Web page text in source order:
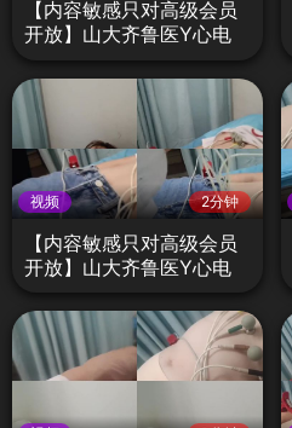
【内容敏感只对高级会员
开放】山大齐鲁医Y心电
视频 2分钟
【内容敏感只对高级会员
开放】山大齐鲁医Y心电